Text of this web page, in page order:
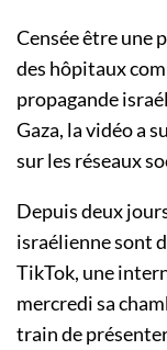
Censée être une
des hôpitaux
propagande
Gaza, la vidéo a
sur les réseaux
Depuis deux
israélienne sont
TikTok, une
mercredi sa
train de